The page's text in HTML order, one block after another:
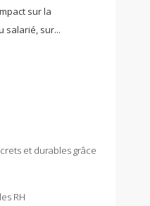
sur la
salarié, sur...
et durables grâce
RH